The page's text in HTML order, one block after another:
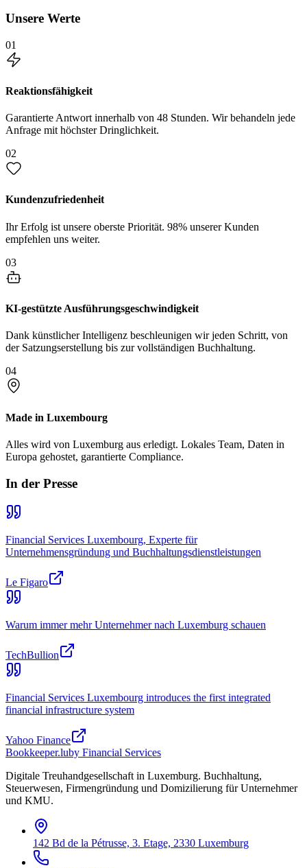
Unsere Werte
01
Reaktionsfähigkeit
Garantierte Antwort innerhalb von 48 Stunden. Wir behandeln jede
Anfrage mit höchster Dringlichkeit.
02
Kundenzufriedenheit
Ihr Erfolg ist unsere oberste Priorität. 98% unserer Kunden
empfehlen uns weiter.
03
KI-gestützte Ausführungsgeschwindigkeit
Dank künstlicher Intelligenz beschleunigen wir jeden Schritt, von
der Satzungserstellung bis zur vollständigen Buchhaltung.
04
Made in Luxembourg
Alles wird von Luxemburg aus erledigt. Lokales Team, Daten in
Europa gehostet, garantierte Compliance.
In der Presse
Financial Services Luxembourg, Experte für
Unternehmensgründung und Buchhaltungsdienstleistungen
Le Figaro
Warum immer mehr Unternehmer nach Luxemburg schauen
TechBullion
Financial Services Luxembourg introduces the first integrated
financial infrastructure system
Yahoo Finance
Bookkeeper.luby Financial Services
Digitale Treuhandgesellschaft in Luxemburg. Buchhaltung,
Steuerwesen, Firmengründung und Domizilierung für Unternehmer
und KMU.
142 Bd de la Pétrusse, 3. Etage, 2330 Luxemburg